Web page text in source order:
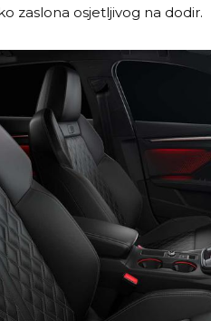
zaslona osjetljivog na dodir.